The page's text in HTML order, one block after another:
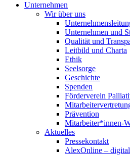
Unternehmen
Wir über uns
Unternehmen und
Qualität und
Leitbild und Charta
Ethik
Seelsorge
Geschichte
Spenden
Förderverein
Prävention
Mitarbeiter*innen-
Aktuelles
Pressekontakt
AlexOnline –